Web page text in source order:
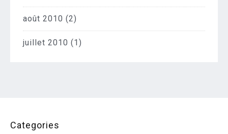
août 2010 (2)
juillet 2010 (1)
Categories